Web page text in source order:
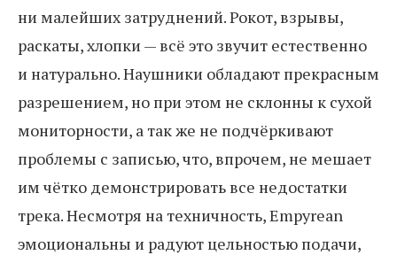
ни малейших затруднений. Рокот, взрывы,
раскаты, хлопки — всё это звучит естественно
и натурально. Наушники обладают прекрасным
разрешением, но при этом не склонны к сухой
мониторности, а так же не подчёркивают
проблемы с записью, что, впрочем, не мешает
им чётко демонстрировать все недостатки
трека. Несмотря на техничность, Empyrean
эмоциональны и радуют цельностью подачи,